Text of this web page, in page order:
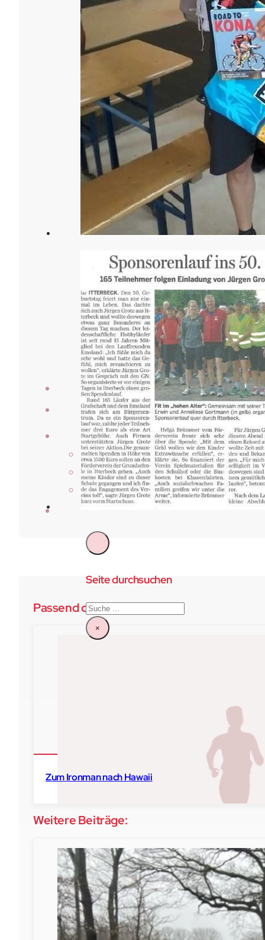
Veranstaltungen
Laufberichte
Der Verein
Über Uns
Vorstand & Beirat
Satzung
Kontakt
Seite durchsuchen
Suchen
×
Passend dazu:
Zum Ironman nach Hawaii
Hawaii
Weitere Beiträge: